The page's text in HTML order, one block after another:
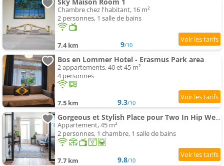
Sky Maison Room 1
Chambre chez l'habitant, 16 m²
2 personnes, 1 salle de bains
7.4 km 9/10
Bos en Lommer Hotel - Erasmus Park area
2 appartements, 40 et 45 m²
4 personnes
7.5 km 9.3/10
Gorgeous et Stylish Place pour Two In Hip West!
Appartement, 45 m²
2 personnes, 1 chambre, 1 salle de bains
7.7 km 9.8/10